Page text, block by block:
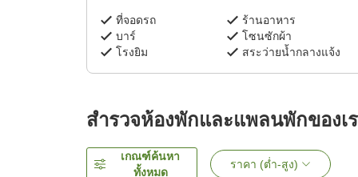
ที่จอดรถ
ร้านอาหาร
บาร์
โซนซักผ้า
โรงยิม
สระว่ายน้ำกลางแจ้ง
สำรวจห้องพักและแพลนพักของเ
เกณฑ์ค้นหา
ทั้งหมด
ราคา (ต่ำ-สูง)